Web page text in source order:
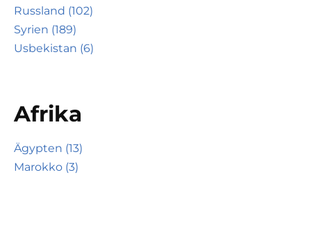
Russland (102)
Syrien (189)
Usbekistan (6)
Afrika
Ägypten (13)
Marokko (3)